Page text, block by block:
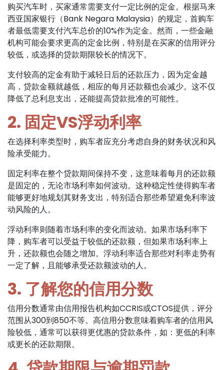
购买汽车时，买家通常需要支付一定比例的定金。根据马来
西亚国家银行（Bank Negara Malaysia）的规定，首购车
者最低需要支付汽车总价的10%作为定金。然而，一些金融
机构可能会要求更高的定金比例，特别是在买家的信用评分
较低，或选择的贷款期限较长的情况下。
支付较高的定金有助于减轻日后的还款压力，因为定金越
高，贷款金额就越低，相应的每月还款额也会减少。这不仅
降低了总利息支出，还能提高贷款批准的可能性。
2. 固定VS浮动利率
在选择利率类型时，购车者应充分考虑自身的财务状况和风
险承受能力。
固定利率在整个贷款期间保持不变，这意味着每月的还款额
是固定的，无论市场利率如何波动。这种稳定性使得购车者
能够更好地规划其财务支出，特别适合那些希望避免利率波
动风险的人。
浮动利率则随着市场利率的变化而波动。如果市场利率下
降，购车者可以受益于较低的还款额，但如果市场利率上
升，还款额也会随之增加。浮动利率适合那些对利率走势有
一定了解，且能够承受还款额波动的人。
3. 了解您的信用分数
信用分数通常由信用报告机构如CCRIS或CTOS提供，评分
范围从300到850不等。高信用分数意味着购车者的信用风
险较低，通常可以获得更优惠的贷款条件，如：更低的利率
或更长的还款期限。